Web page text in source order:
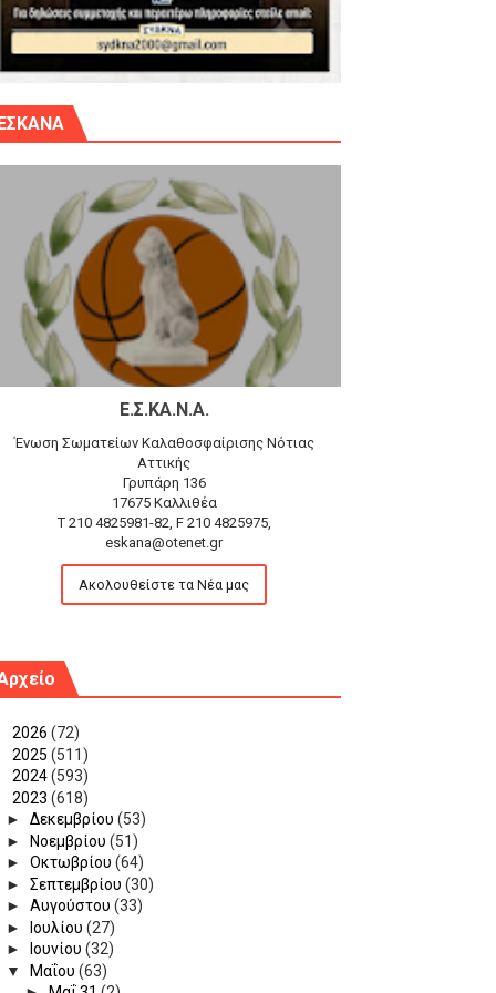
Δημητρίου την Κυριακή 14.6.26
Προφήτη Ηλία 78-74 στα Καμίνια
Ε.Σ.ΚΑ.Ν.Α.
Ένωση Σωματείων Καλαθοσφαίρισης Νότιας
Αττικής
Γρυπάρη 136
17675 Καλλιθέα
T 210 4825981-82, F 210 4825975,
eskana@otenet.gr
Ακολουθείστε τα Νέα μας
2026 (72)
2025 (511)
2024(593)
2023 (618)
►Δεκεμβρίου(53)
► Νοεμβρίου(51)
►Οκτωβρίου(64)
►Σεπτεμβρίου(30)
►Αυγούστου(33)
►
Ιουλίου(27)
►
Ιουνίου(32)
▼ Μαΐου(63)